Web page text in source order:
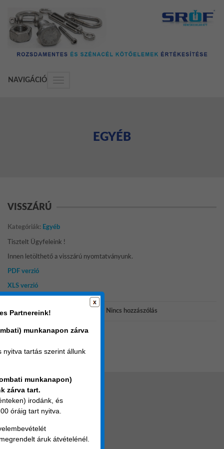
NAVIGÁCIÓ
EGYÉB
VISSZÁRÚ
Kategóriák: Egyéb
Tisztelt Ügyfeleink !
Innen letölthető a visszárú nyomtatványunk.
PDF verzió
XLS verzió
okt 30, 2023 Nincs hozzászólás
Régebbi bejegyzések ←
KAPCSOLAT
E-mail: srof@srof.hu
Keresse értékesítőinket
Partnereink!
munkanapon zárva
nyitva tartás szerint állunk
munkanapon)
zárva tart.
irodánk, és
óráig tart nyitva.
áruk átvételénél.